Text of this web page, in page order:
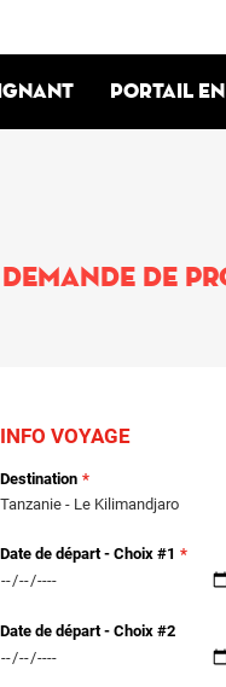
Portail
Demande de
INFO VOYAGE
Destination
Date de départ - Choix #1
Date de départ - Choix #2